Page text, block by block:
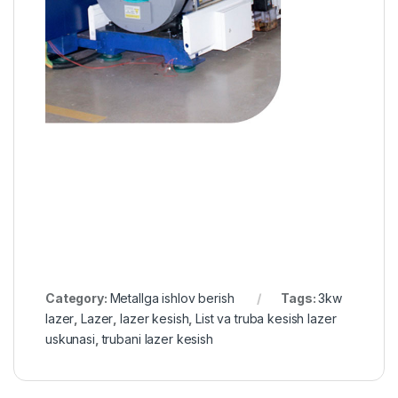
Category: Metallga ishlov berish Tags:3kw
lazer ,Lazer ,lazer kesish ,List va truba kesish lazer
uskunasi ,trubani lazer kesish